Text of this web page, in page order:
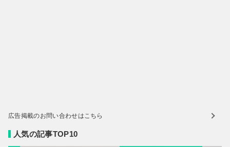
広告掲載のお問い合わせはこちら
人気の記事TOP10